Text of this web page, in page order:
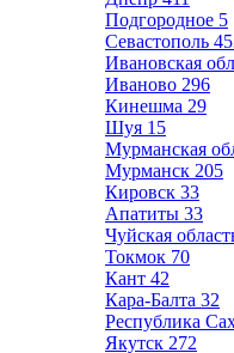
Подгородное 5
Севастополь
Ивановская
Иваново 296
Кинешма 29
Шуя 15
Мурманская
Мурманск 205
Кировск 33
Апатиты 33
Чуйская
Токмок 70
Кант 42
Кара-Балта 32
Республика
Якутск 272